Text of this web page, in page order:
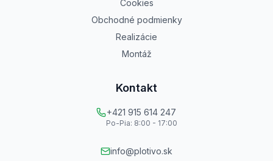
Cookies
Obchodné podmienky
Realizácie
Montáž
Kontakt
+421 915 614 247
Po-Pia: 8:00 - 17:00
info@plotivo.sk